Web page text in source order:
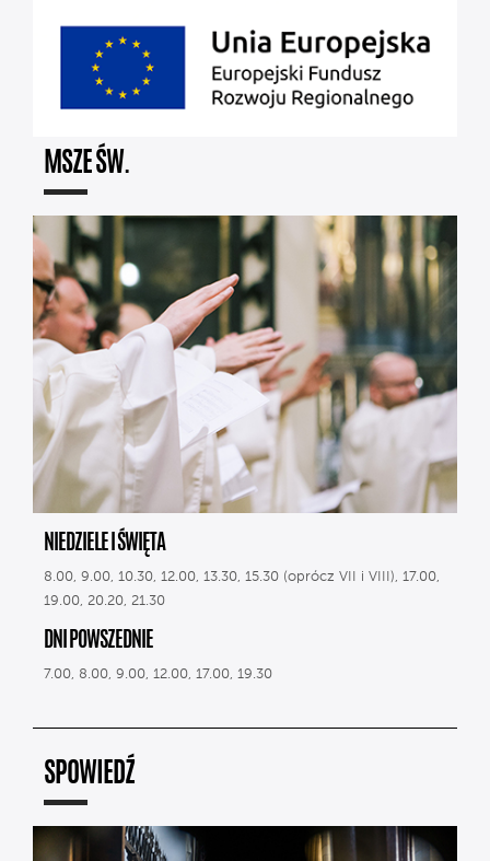
MSZE ŚW.
NIEDZIELE I ŚWIĘTA
8.00, 9.00, 10.30, 12.00, 13.30, 15.30 (oprócz VII i VIII), 17.00,
19.00, 20.20, 21.30
DNI POWSZEDNIE
7.00, 8.00, 9.00, 12.00, 17.00, 19.30
SPOWIEDŹ